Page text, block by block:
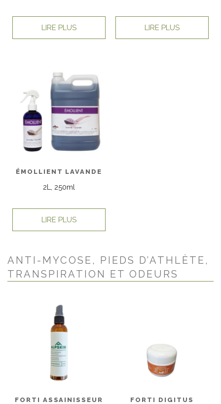
LIRE PLUS LIRE PLUS
ÉMOLLIENT LAVANDE
2L, 250ml
LIRE PLUS
ANTI-MYCOSE, PIEDS D’ATHLÈTE,
TRANSPIRATION ET ODEURS
FORTI ASSAINISSEUR
FORTI DIGITUS